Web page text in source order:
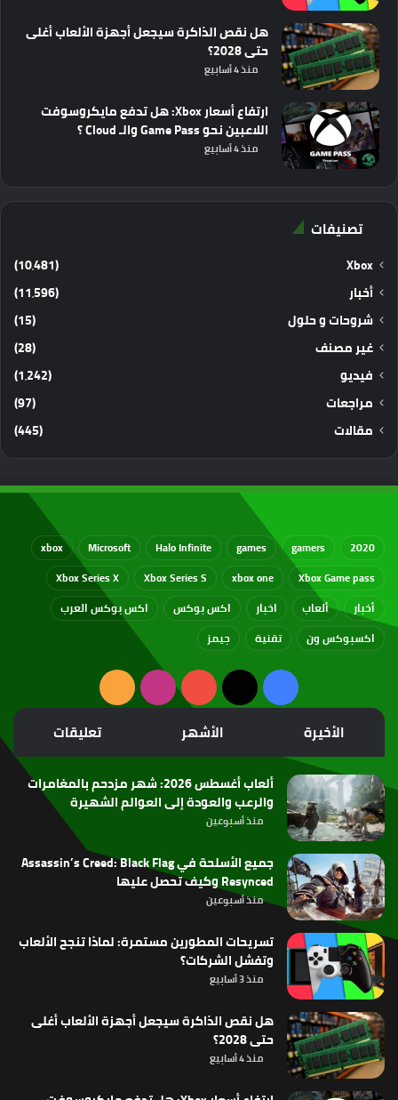
هل نقص الذاكرة سيجعل أجهزة الألعاب أغلى
حتى 2028؟
منذ 4 أسابيع
ارتفاع أسعار Xbox: هل تدفع مايكروسوفت
اللاعبين نحو Game Pass والـ Cloud ؟
منذ 4 أسابيع
تصنيفات
Xbox
(10٬481)
أخبار
(11٬596)
شروحات و حلول
(15)
غير مصنف
(28)
فيديو
(1٬242)
مراجعات
(97)
مقالات
(445)
2020
gamers
games
Halo Infinite
Microsoft
xbox
Xbox Game pass
xbox one
Xbox Series S
Xbox Series X
أخبار
ألعاب اخبار اكس بوكس
اكس بوكس العرب
اكسبوكس ون
تقنية جيمز
فيسبوك
‫X
‫YouTubeانستقرامملخص
الموقع
RSS
الأخيرة الأشهر تعليقات
ألعاب أغسطس 2026: شهر مزدحم بالمغامرات
والرعب والعودة إلى العوالم الشهيرة
منذ أسبوعين
جميع الأسلحة في Assassin’s Creed: Black Flag
Resynced وكيف تحصل عليها
منذ أسبوعين
تسريحات المطورين مستمرة: لماذا تنجح الألعاب
وتفشل الشركات؟
منذ 3 أسابيع
هل نقص الذاكرة سيجعل أجهزة الألعاب أغلى
حتى 2028؟
منذ 4 أسابيع